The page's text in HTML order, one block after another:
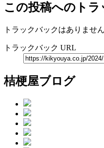
この投稿へのトラ
トラックバックはありません
トラックバック URL
桔梗屋ブログ